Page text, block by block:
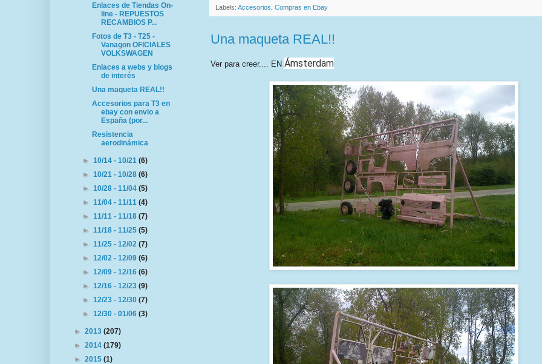
Labels: Accesorios Compras en Ebay
Una maqueta REAL!!
Ver para creer.... EN Ámsterdam
Enlaces de Tiendas On-
line - REPUESTOS
RECAMBIOS P...
Fotos de T3 - T25 -
Vanagon OFICIALES
VOLKSWAGEN
Enlaces a webs y blogs
de interés
Una maqueta REAL!!
Accesorios para T3 en
ebay con envio a
España (por...
Resistencia
aerodinámica
►10/14 - 10/21(6)
►10/21 - 10/28(6)
►10/28 - 11/04(5)
►11/04 - 11/11(4)
►11/11 - 11/18(7)
►11/18 - 11/25(5)
►11/25 - 12/02(7)
►12/02 - 12/09(6)
►12/09 - 12/16(6)
►12/16 - 12/23(9)
►12/23 - 12/30(7)
►12/30 - 01/06(3)
► 2013 (207)
► 2014 (179)
► 2015 (1)